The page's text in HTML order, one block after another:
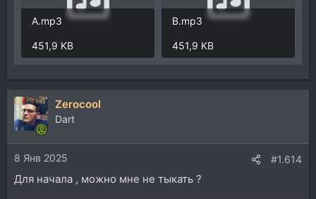
A.mp3
451,9 KB
B.mp3
451,9 KB
Zerocool
Dart
8 Янв 2025 #1.614
Для начала , можно мне не тыкать ?